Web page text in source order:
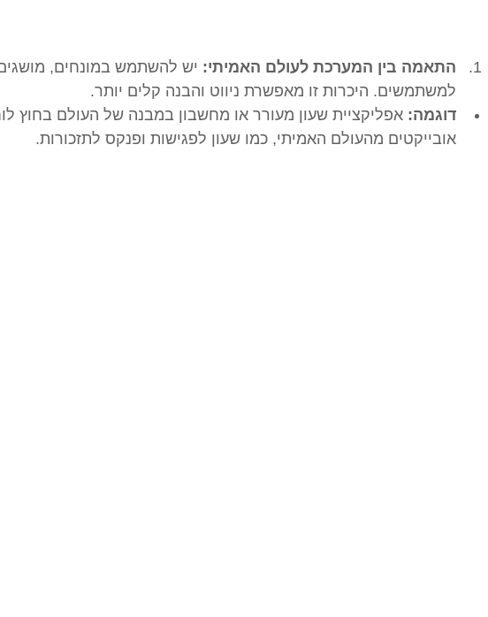
התאמה בין המערכת לעולם האמיתי: יש להשתמש במונחים,
למשתמשים. היכרות זו מאפשרת ניווט והבנה קלים יותר.
דוגמה: אפליקציית שעון מעורר או מחשבון במבנה של העולם בחוץ
אובייקטים מהעולם האמיתי, כמו שעון לפגישות ופנקס לתזכורות.